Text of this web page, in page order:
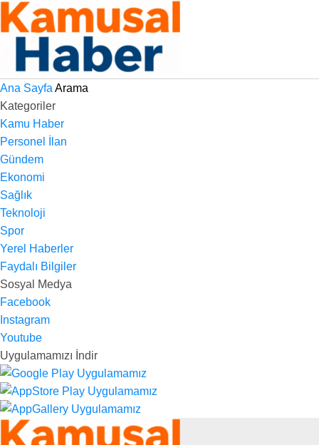
Ana Sayfa Arama
Kategoriler
Kamu Haber
Personel İlan
Gündem
Ekonomi
Sağlık
Teknoloji
Spor
Yerel Haberler
Faydalı Bilgiler
Sosyal Medya
Facebook
Instagram
Youtube
Uygulamamızı İndir